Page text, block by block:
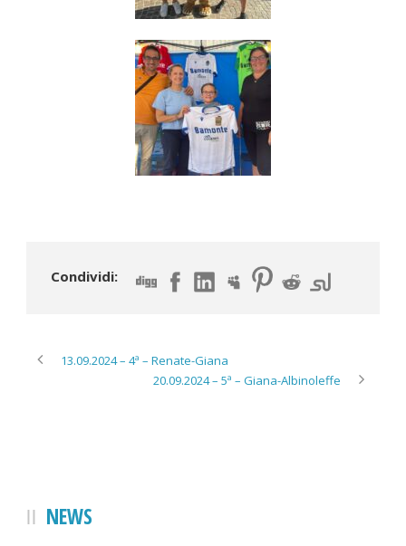
Condividi:
13.09.2024 – 4ª – Renate-Giana
20.09.2024 – 5ª – Giana-Albinoleffe
NEWS